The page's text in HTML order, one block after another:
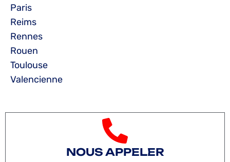
Paris
Reims
Rennes
Rouen
Toulouse
Valencienne
NOUS APPELER